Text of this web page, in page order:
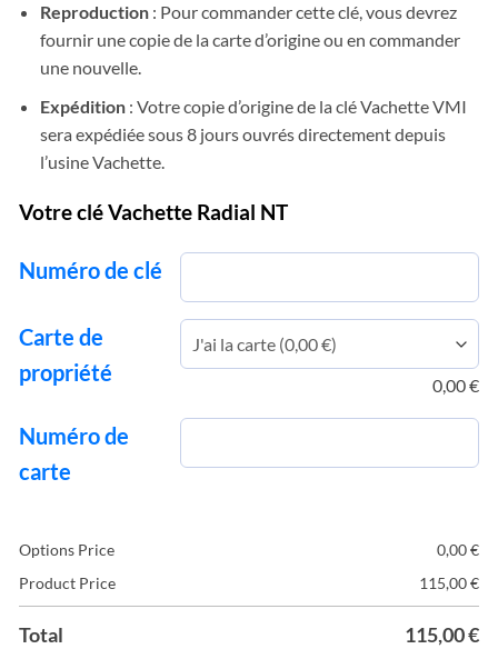
Reproduction: Pour commander cette clé, vous devrez
fournir une copie de la carte d’origine ou en commander
une nouvelle.
Expédition: Votre copie d’origine de la clé Vachette VMI
sera expédiée sous 8 jours ouvrés directement depuis
l’usine Vachette.
Votre clé Vachette Radial NT
Numéro de clé
Carte de
propriété
0,00€
Numéro de
carte
Options Price 0,00€
Product Price
115,00€
Total 115,00€